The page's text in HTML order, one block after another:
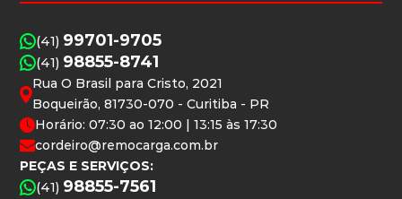
(41) 99701-9705
(41) 98855-8741
Rua O Brasil para Cristo, 2021
Boqueirão, 81730-070 - Curitiba - PR
Horário: 07:30 ao 12:00 | 13:15 às 17:30
cordeiro@remocarga.com.br
PEÇAS E SERVIÇOS:
(41) 98855-7561